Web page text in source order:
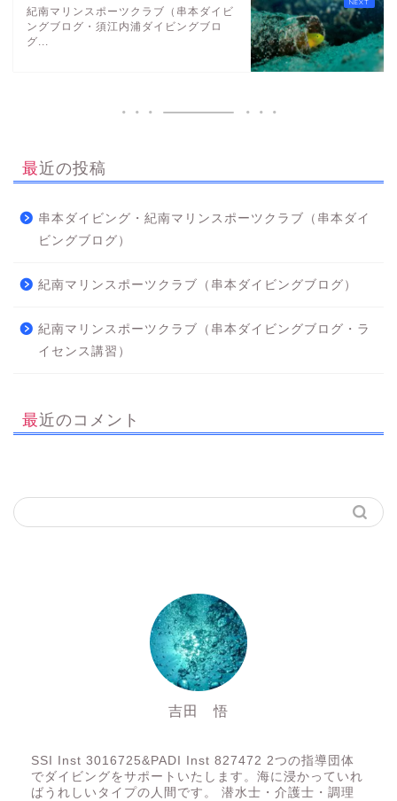
紀南マリンスポーツクラブ（串本ダイビ
ングブログ・須江内浦ダイビングブロ
グ...
最近の投稿
串本ダイビング・紀南マリンスポーツクラブ（串本ダイ
ビングブログ）
紀南マリンスポーツクラブ（串本ダイビングブログ）
紀南マリンスポーツクラブ（串本ダイビングブログ・ラ
イセンス講習）
最近のコメント
吉田 悟
SSI Inst 3016725&PADI Inst 827472 2つの指導団体
でダイビングをサポートいたします。海に浸かっていれ
ばうれしいタイプの人間です。 潜水士・介護士・調理